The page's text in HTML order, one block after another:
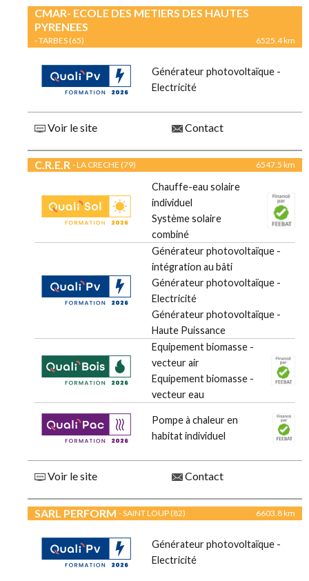
CMAR- ECOLE DES METIERS DES HAUTES
PYRENEES
- TARBES (65) 6525.4 km
Générateur photovoltaïque -
Electricité
Voir le site Contact
C.R.E.R - LA CRECHE (79) 6547.5 km
Chauffe-eau solaire
individuel
Système solaire
combiné
Générateur photovoltaïque -
intégration au bâti
Générateur photovoltaïque -
Electricité
Générateur photovoltaïque -
Haute Puissance
Equipement biomasse -
vecteur air
Equipement biomasse -
vecteur eau
Pompe à chaleur en
habitat individuel
Voir le site Contact
SARL PERFORM - SAINT LOUP (82) 6603.8 km
Générateur photovoltaïque -
Electricité